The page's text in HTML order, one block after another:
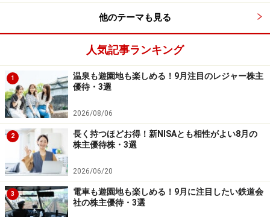
他のテーマも見る
人気記事ランキング
1
温泉も遊園地も楽しめる！9月注目のレジャー株主
優待・3選
2026/08/06
2
長く持つほどお得！新NISAとも相性がよい8月の
株主優待株・3選
2026/06/20
3
電車も遊園地も楽しめる！9月に注目したい鉄道会
社の株主優待・3選